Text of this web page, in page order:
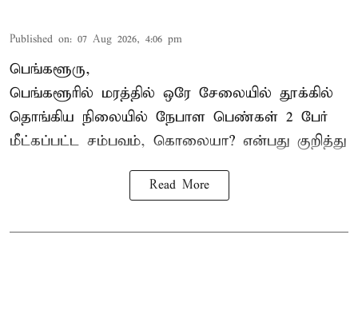
Published on: 07 Aug 2026, 4:06 pm
பெங்களூரு,
பெங்களூரில் மரத்தில் ஒரே சேலையில் தூக்கில்
தொங்கிய நிலையில் நேபாள பெண்கள் 2 பேர்
மீட்கப்பட்ட சம்பவம், கொலையா? என்பது குறித்து
Read More